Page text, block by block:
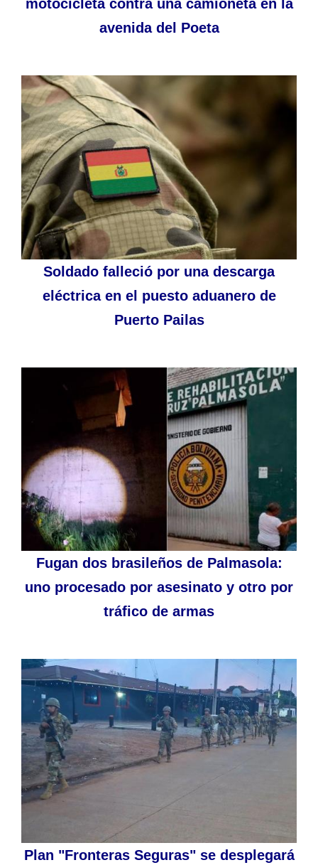
motocicleta contra una camioneta en la
avenida del Poeta
Soldado falleció por una descarga
eléctrica en el puesto aduanero de
Puerto Pailas
Fugan dos brasileños de Palmasola:
uno procesado por asesinato y otro por
tráfico de armas
Plan "Fronteras Seguras" se desplegará